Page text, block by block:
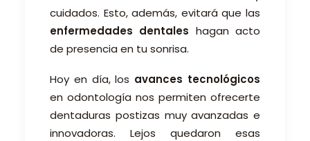
cuidados. Esto, además, evitará que las
enfermedades dentales hagan acto
de presencia en tu sonrisa.
Hoy en día, los avances tecnológicos
en odontología nos permiten ofrecerte
dentaduras postizas muy avanzadas e
innovadoras. Lejos quedaron esas